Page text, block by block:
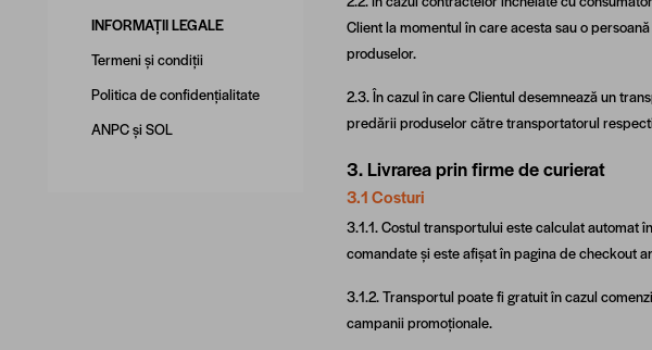
Client la momentul în care acesta sau o
produselor.
2.3. În cazul în care Clientul desemnează un
predării produselor către transportatorul
3. Livrarea prin firme de curierat
3.1 Costuri
3.1.1. Costul transportului este calculat automat
comandate și este afișat în pagina de checkout
3.1.2. Transportul poate fi gratuit în cazul
campanii promoționale.
INFORMAȚII LEGALE
Termeni și condiții
Politica de confidențialitate
ANPCșiSOL